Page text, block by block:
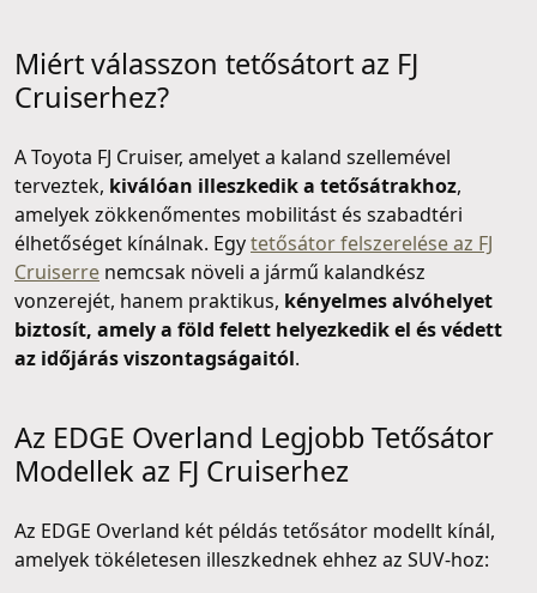
Miért válasszon tetősátort az FJ
Cruiserhez?
A Toyota FJ Cruiser, amelyet a kaland szellemével
terveztek, kiválóan illeszkedik a tetősátrakhoz,
amelyek zökkenőmentes mobilitást és szabadtéri
élhetőséget kínálnak. Egytetősátor felszerelése az FJ
Cruiserre nemcsak növeli a jármű kalandkész
vonzerejét, hanem praktikus, kényelmes alvóhelyet
biztosít, amely a föld felett helyezkedik el és védett
az időjárás viszontagságaitól.
Az EDGE Overland Legjobb Tetősátor
Modellek az FJ Cruiserhez
Az EDGE Overland két példás tetősátor modellt kínál,
amelyek tökéletesen illeszkednek ehhez az SUV-hoz: